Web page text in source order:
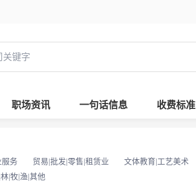
职场资讯 一句话信息 收费标准
服务 贸易|批发|零售|租赁业 文体教育|工艺美术
|牧|渔|其他